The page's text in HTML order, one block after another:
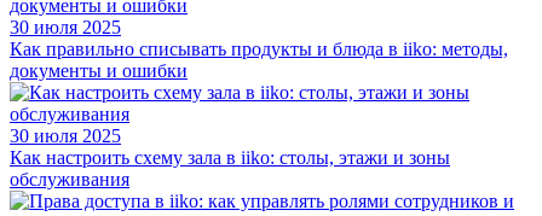
30 июля 2025
Как правильно списывать продукты и блюда в iiko: методы,
документы и ошибки
30 июля 2025
Как настроить схему зала в iiko: столы, этажи и зоны
обслуживания